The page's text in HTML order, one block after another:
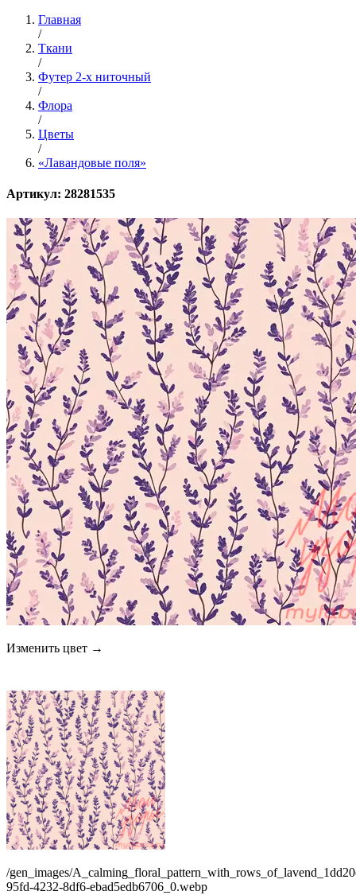
Главная
/
Ткани
/
Футер 2-х ниточный
/
Флора
/
Цветы
/
«Лавандовые поля»
Артикул: 28281535
Изменить цвет →
/gen_images/
95fd-4232-8df6-ebad5edb6706_0.webp